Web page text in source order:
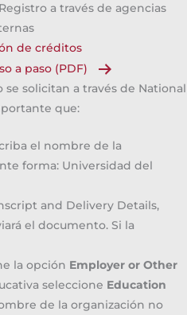
a través de agencias
de créditos
a paso (PDF)
solicitan a través de National
que:
el nombre de la
forma: Universidad del
and Delivery Details,
el documento. Si la
la opción Employer or Other
seleccione Education
de la organización no